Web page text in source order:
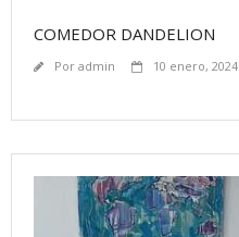
COMEDOR DANDELION
Por admin 10 enero, 2024